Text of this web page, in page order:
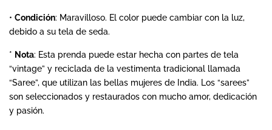
• Condición: Maravilloso. El color puede cambiar con la luz,
debido a su tela de seda.
* Nota: Esta prenda puede estar hecha con partes de tela
“vintage” y reciclada de la vestimenta tradicional llamada
“Saree”, que utilizan las bellas mujeres de India. Los “sarees”
son seleccionados y restaurados con mucho amor, dedicación
y pasión.